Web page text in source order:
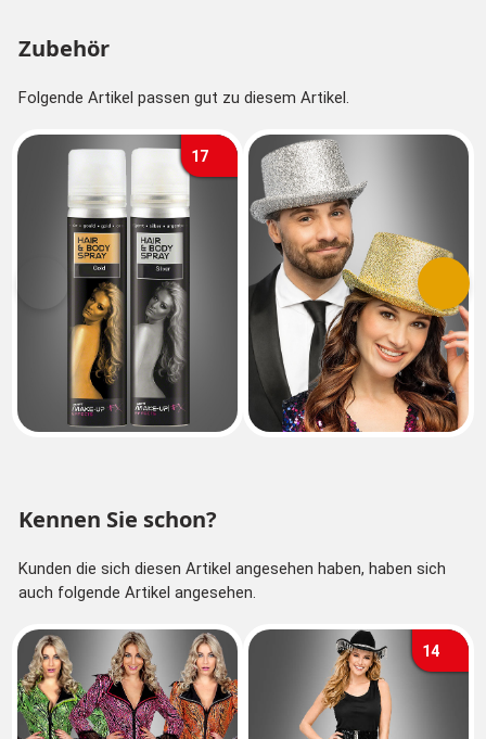
Zubehör
Folgende Artikel passen gut zu diesem Artikel.
17
Vorherige
Kennen Sie schon?
Kunden die sich diesen Artikel angesehen haben, haben sich
auch folgende Artikel angesehen.
14